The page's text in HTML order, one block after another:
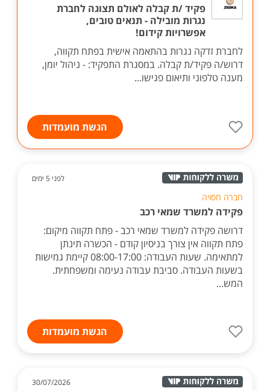
פקיד /ת קבלה לאולם תצוגה לחברת
נגרות מובילה - תנאים טובים,
אפשרויות קידום!
לחברת זדקה נגרות בהתאמה אישית בפתח תקווה,
דרוש/ה פקיד/ת קבלה. במסגרת התפקיד: - ניהול יומן,
מענה טלפוני ותיאום פגישו...
הגשת מועמדות
לפני 5 ימים
חברה חסויה
פקידה למשרד שמאי רכב
דרושה פקידה למשרד שמאי רכב - פתח תקווה מיקום:
פתח תקווה אין צורך בניסיון קודם - הכשרה תינתן
למתאימה. שעות העבודה: 08:00-17:00 קיימת גמישות
בשעות העבודה. סביבת עבודה נעימה ומשפחתית.
המש...
הגשת מועמדות
30/07/2026